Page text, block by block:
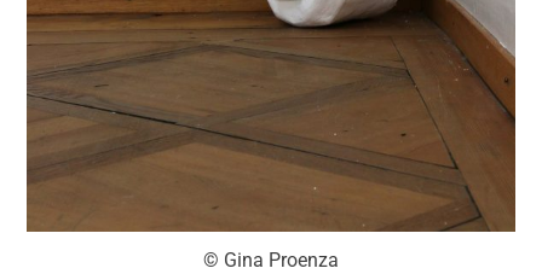
© Gina Proenza